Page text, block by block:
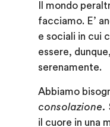
Il mondo
facciamo. E’
e sociali in cui
essere,
serenamente.
Abbiamo
consolazione.
il cuore in una